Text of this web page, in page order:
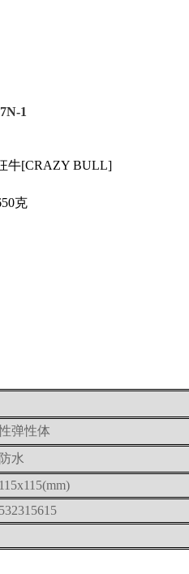
1
牛[CRAZY BULL]
克
弹性体
水